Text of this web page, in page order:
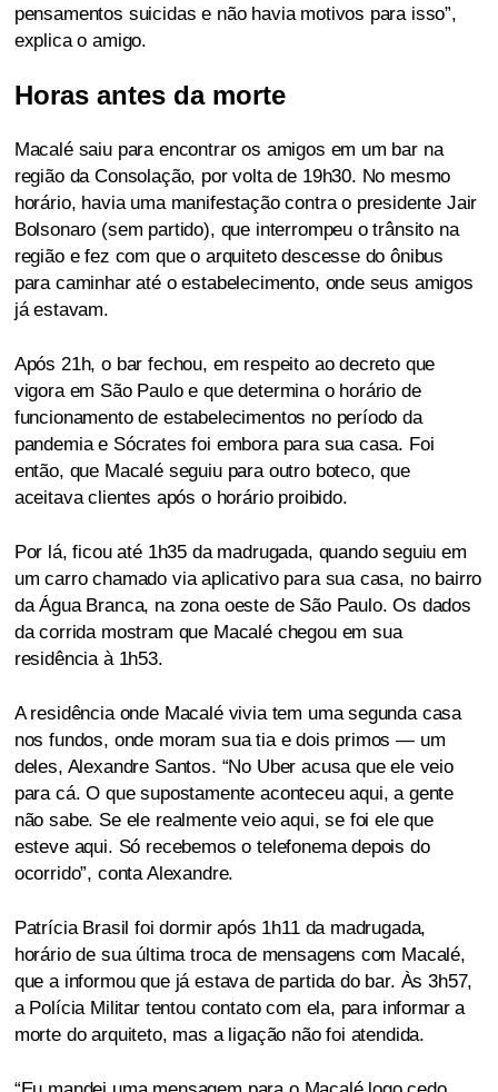
pensamentos suicidas e não havia motivos para isso”,
explica o amigo.
Horas antes da morte
Macalé saiu para encontrar os amigos em um bar na
região da Consolação, por volta de 19h30. No mesmo
horário, havia uma manifestação contra o presidente Jair
Bolsonaro (sem partido), que interrompeu o trânsito na
região e fez com que o arquiteto descesse do ônibus
para caminhar até o estabelecimento, onde seus amigos
já estavam.
Após 21h, o bar fechou, em respeito ao decreto que
vigora em São Paulo e que determina o horário de
funcionamento de estabelecimentos no período da
pandemia e Sócrates foi embora para sua casa. Foi
então, que Macalé seguiu para outro boteco, que
aceitava clientes após o horário proibido.
Por lá, ficou até 1h35 da madrugada, quando seguiu em
um carro chamado via aplicativo para sua casa, no bairro
da Água Branca, na zona oeste de São Paulo. Os dados
da corrida mostram que Macalé chegou em sua
residência à 1h53.
A residência onde Macalé vivia tem uma segunda casa
nos fundos, onde moram sua tia e dois primos — um
deles, Alexandre Santos. “No Uber acusa que ele veio
para cá. O que supostamente aconteceu aqui, a gente
não sabe. Se ele realmente veio aqui, se foi ele que
esteve aqui. Só recebemos o telefonema depois do
ocorrido”, conta Alexandre.
Patrícia Brasil foi dormir após 1h11 da madrugada,
horário de sua última troca de mensagens com Macalé,
que a informou que já estava de partida do bar. Às 3h57,
a Polícia Militar tentou contato com ela, para informar a
morte do arquiteto, mas a ligação não foi atendida.